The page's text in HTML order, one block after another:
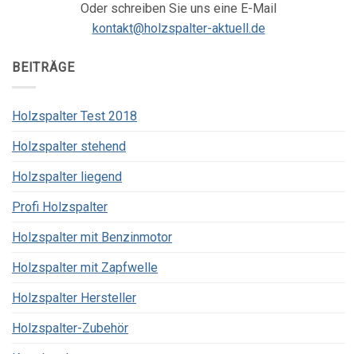
Oder schreiben Sie uns eine E-Mail
kontakt@holzspalter-aktuell.de
BEITRÄGE
Holzspalter Test 2018
Holzspalter stehend
Holzspalter liegend
Profi Holzspalter
Holzspalter mit Benzinmotor
Holzspalter mit Zapfwelle
Holzspalter Hersteller
Holzspalter-Zubehör